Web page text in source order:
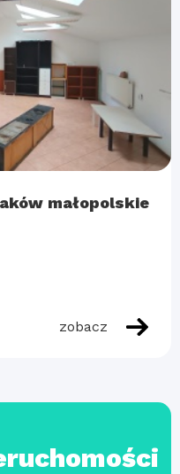
małopolskie
zobacz